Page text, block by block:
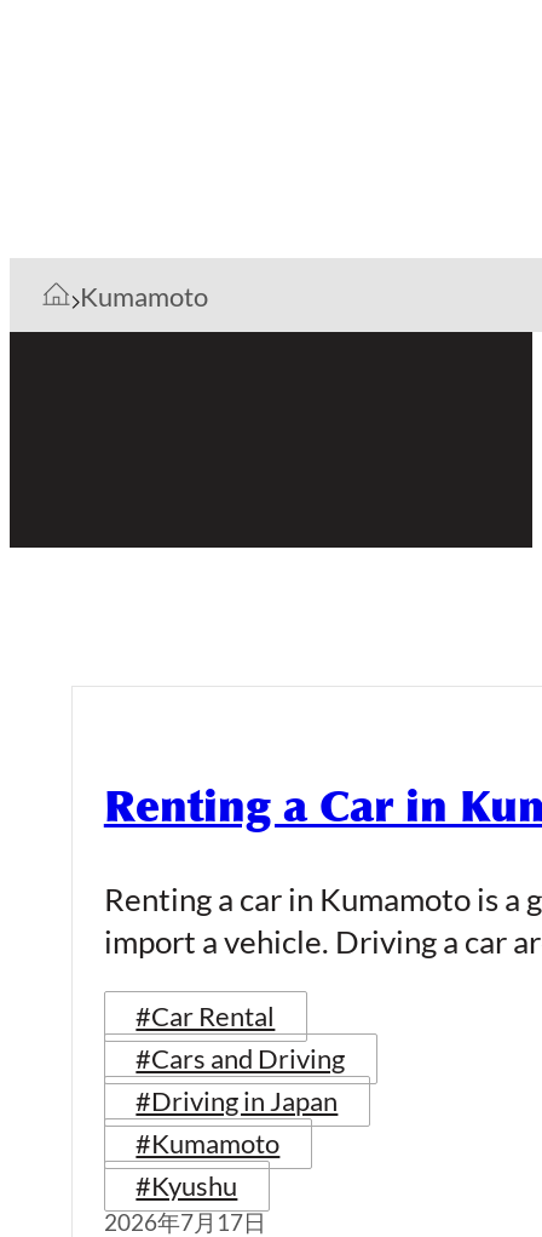
Kumamoto
Renting a Car in
Renting a car in Kumamoto is a
import a vehicle. Driving a car
#Car Rental
#Cars and Driving
#Driving in Japan
#Kumamoto
#Kyushu
2026年7月17日